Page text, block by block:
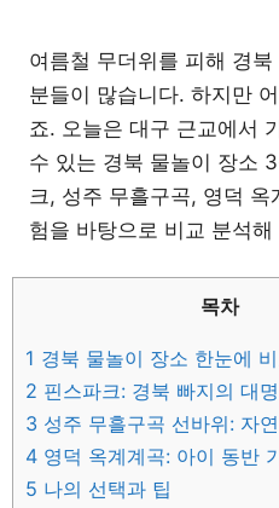
여름철 무더위를 피해 경
분들이 많습니다. 하지만
죠. 오늘은 대구 근교에서
수 있는 경북 물놀이 장소
크, 성주 무흘구곡, 영덕
험을 바탕으로 비교 분석해
목차
1 경북 물놀이 장소 한눈에
2 핀스파크: 경북 빠지의 대
3 성주 무흘구곡 선바위: 자
4 영덕 옥계계곡: 아이 동반
5 나의 선택과 팁